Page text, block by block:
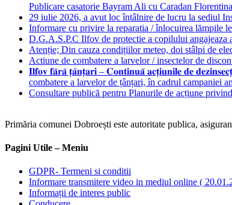
Publicare casatorie Bayram Ali cu Caradan
29 iulie 2026, a avut loc întâlnire de lucru la sediul
Informare cu privire la reparatia / înlocuirea lămpile
D.G.A.S.P.C Ilfov de protectie a copilului angajeaza
Atenție; Din cauza condițiilor meteo, doi stâlpi de
Actiune de combatere a larvelor / insectelor de
𝐈𝐥𝐟𝐨𝐯 𝐟𝐚̆𝐫𝐚̆ 𝐭̦𝐚̂𝐧𝐭̦𝐚𝐫𝐢 – 𝐂𝐨𝐧𝐭𝐢𝐧𝐮𝐚̆ 𝐚𝐜𝐭̦𝐢𝐮𝐧𝐢𝐥𝐞 𝐝𝐞
combatere a larvelor de țânțari, în cadrul campaniei
Consultare publică pentru Planurile de acțiune
Primăria comunei Dobroești este autoritate publica,
Pagini Utile – Meniu
GDPR- Termeni si conditii
Informare transmitere video in mediul online (
Informații de interes public